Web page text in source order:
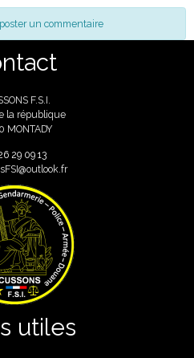
un commentaire
F.S.I.
la république
MONTADY
29 09 13
utiles